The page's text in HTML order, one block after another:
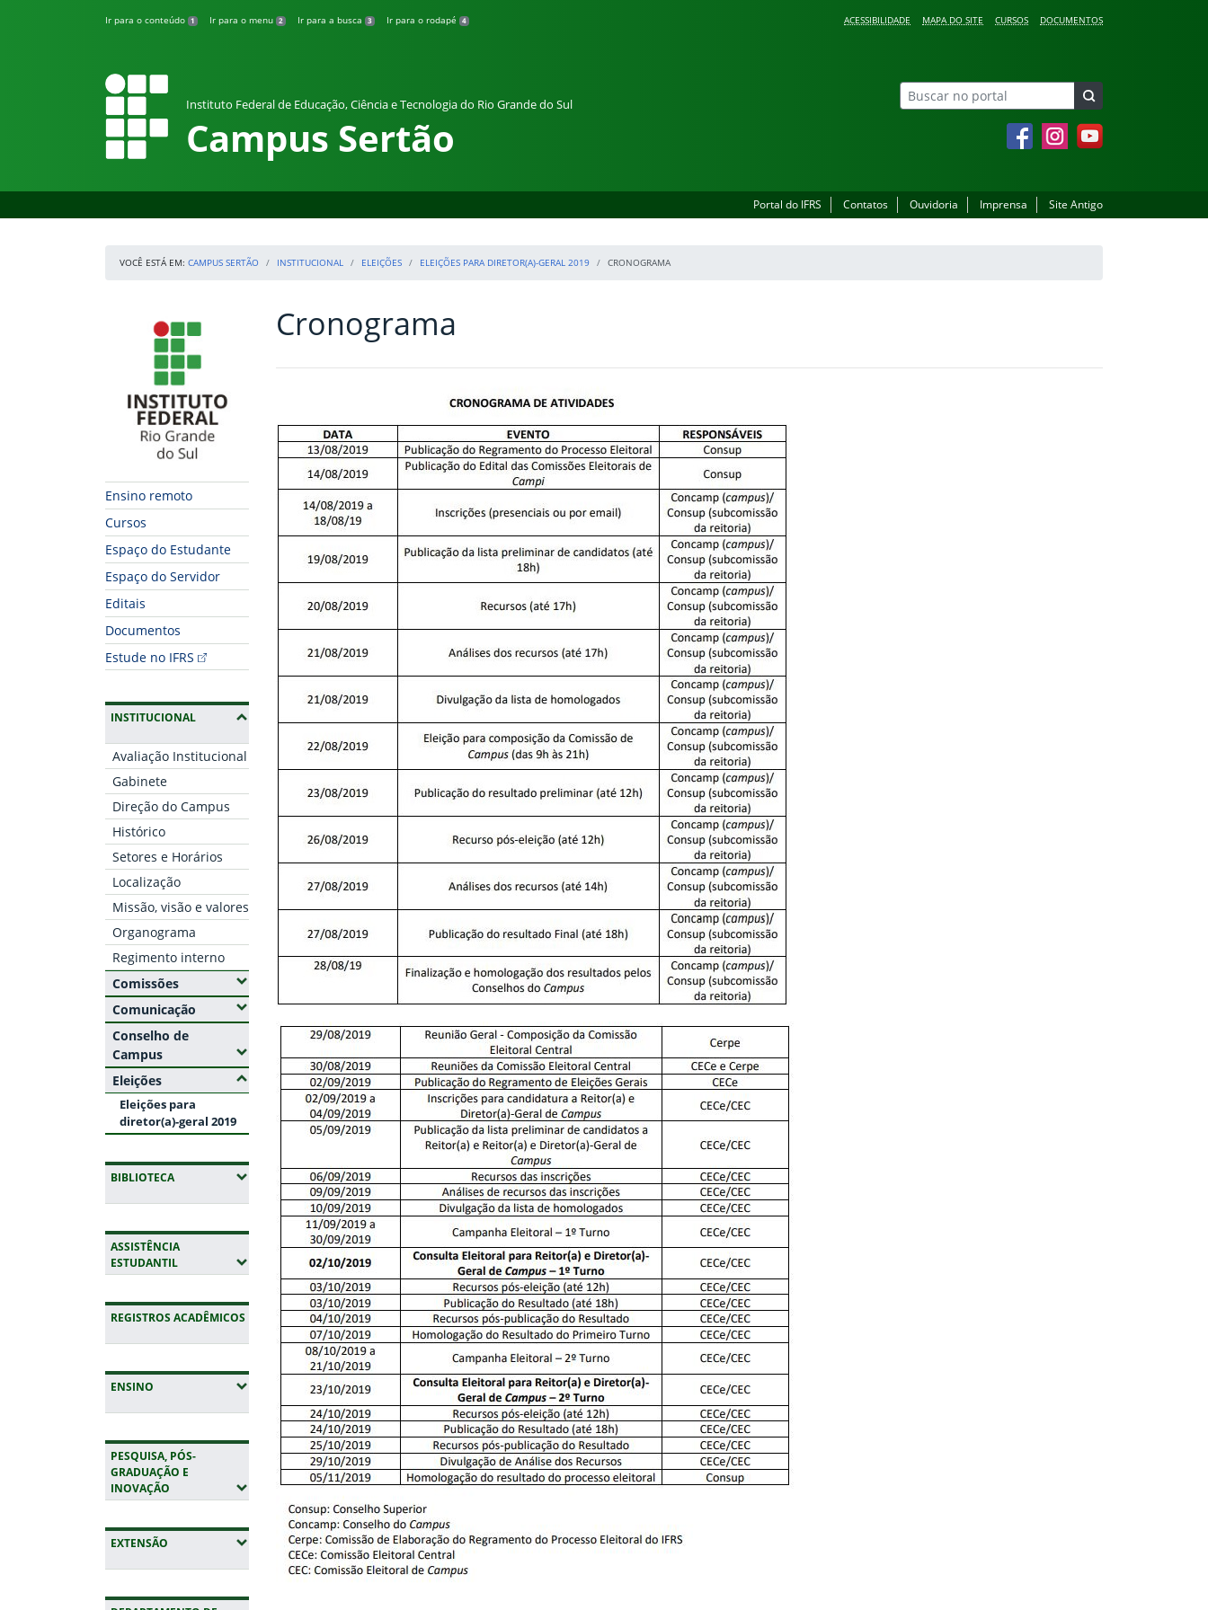
Ir para o conteúdo 1 Ir para o menu 2 Ir para a busca 3 Ir para o rodapé 4 ACESSIBILIDADE MAPA DO SITE CURSOS DOCUMENTOS
Instituto Federal de Educação, Ciência e Tecnologia do Rio Grande do Sul
Campus Sertão FacebookInstagramYouTube
Portal do IFRS Contatos Ouvidoria Imprensa Site Antigo
VOCÊ ESTÁ EM: CAMPUS SERTÃO INSTITUCIONAL ELEIÇÕES ELEIÇÕES PARA DIRETOR(A)-GERAL 2019 CRONOGRAMA
Início da navegação
Ensino remoto
Cursos
Espaço do Estudante
Espaço do Servidor
Editais
Documentos
Estude no IFRS
INSTITUCIONAL(OCULTAR SUBMENUS)
Avaliação Institucional
Gabinete
Direção do Campus
Histórico
Setores e Horários
Localização
Missão, visão e valores
Organograma
Regimento interno
Comissões(Expandir submenus)
Comunicação (Expandir submenus)
Conselho de
Campus(Expandir submenus)
Eleições(Ocultar submenus)
Eleições para
diretor(a)-geral 2019
BIBLIOTECA(EXPANDIR SUBMENUS)
ASSISTÊNCIA
ESTUDANTIL(EXPANDIR SUBMENUS)
REGISTROS ACADÊMICOS
ENSINO (EXPANDIR SUBMENUS)
PESQUISA, PÓS-
GRADUAÇÃO E
INOVAÇÃO (EXPANDIR SUBMENUS)
EXTENSÃO (EXPANDIR SUBMENUS)
Início do conteúdo
Cronograma